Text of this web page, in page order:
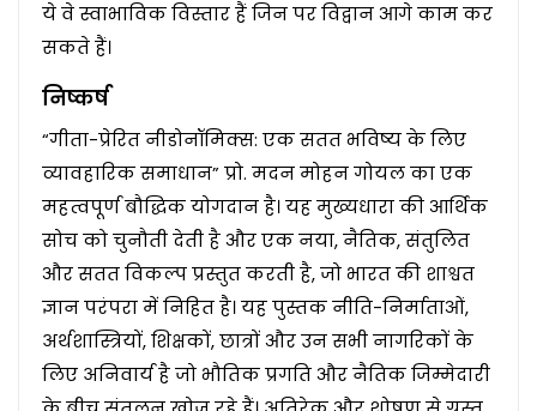
ये वे स्वाभाविक विस्तार हैं जिन पर विद्वान आगे काम कर
सकते हैं।
निष्कर्ष
“गीता-प्रेरित नीडोनॉमिक्स: एक सतत भविष्य के लिए
व्यावहारिक समाधान” प्रो. मदन मोहन गोयल का एक
महत्वपूर्ण बौद्धिक योगदान है। यह मुख्यधारा की आर्थिक
सोच को चुनौती देती है और एक नया, नैतिक, संतुलित
और सतत विकल्प प्रस्तुत करती है, जो भारत की शाश्वत
ज्ञान परंपरा में निहित है। यह पुस्तक नीति-निर्माताओं,
अर्थशास्त्रियों, शिक्षकों, छात्रों और उन सभी नागरिकों के
लिए अनिवार्य है जो भौतिक प्रगति और नैतिक जिम्मेदारी